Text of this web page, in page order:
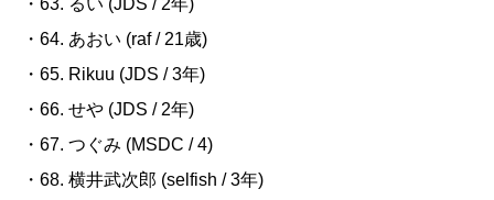
・63. るい (JDS / 2年)
・64. あおい (raf / 21歳)
・65. Rikuu (JDS / 3年)
・66. せや (JDS / 2年)
・67. つぐみ (MSDC / 4)
・68. 横井武次郎 (selfish / 3年)